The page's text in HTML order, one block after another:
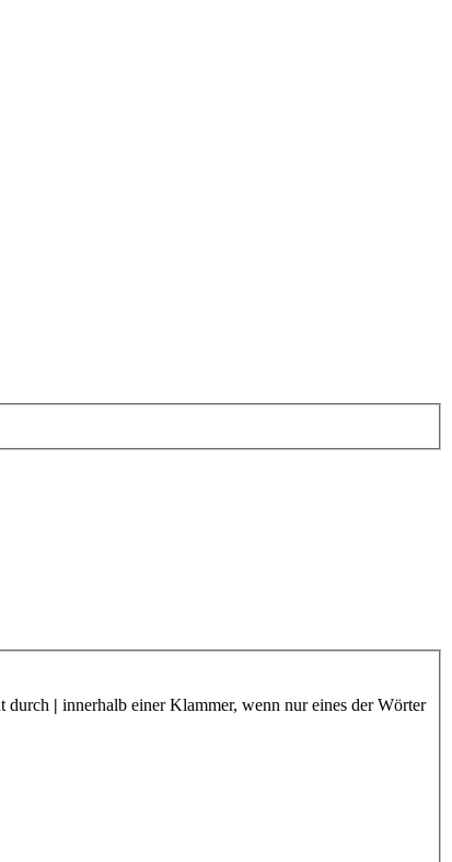
durch | innerhalb einer Klammer, wenn nur eines der Wörter